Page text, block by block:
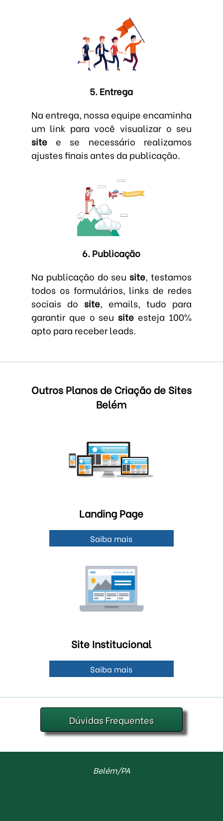
5. Entrega
Na entrega, nossa equipe encaminha
um link para você visualizar o seu
sitee se necessário realizamos
ajustes finais antes da publicação.
6. Publicação
Na publicação do seusite, testamos
todos os formulários, links de redes
sociais do site, emails, tudo para
garantir que o seusite esteja 100%
apto para receber leads.
Outros Planos de Criação de Sites
Belém
Landing Page
Saiba mais
Site Institucional
Saiba mais
Dúvidas Frequentes
Belém/PA